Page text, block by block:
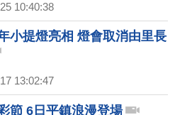
10:40:38
小提燈亮相 燈會取消由里長
13:02:47
節 6日平鎮浪漫登場